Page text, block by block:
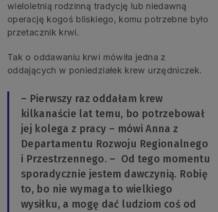
wieloletnią rodzinną tradycję lub niedawną
operację kogoś bliskiego, komu potrzebne było
przetacznik krwi.
Tak o oddawaniu krwi mówiła jedna z
oddających w poniedziałek krew urzędniczek.
– Pierwszy raz oddałam krew
kilkanaście lat temu, bo potrzebował
jej kolega z pracy – mówi Anna z
Departamentu Rozwoju Regionalnego
i Przestrzennego. – Od tego momentu
sporadycznie jestem dawczynią. Robię
to, bo nie wymaga to wielkiego
wysiłku, a mogę dać ludziom coś od